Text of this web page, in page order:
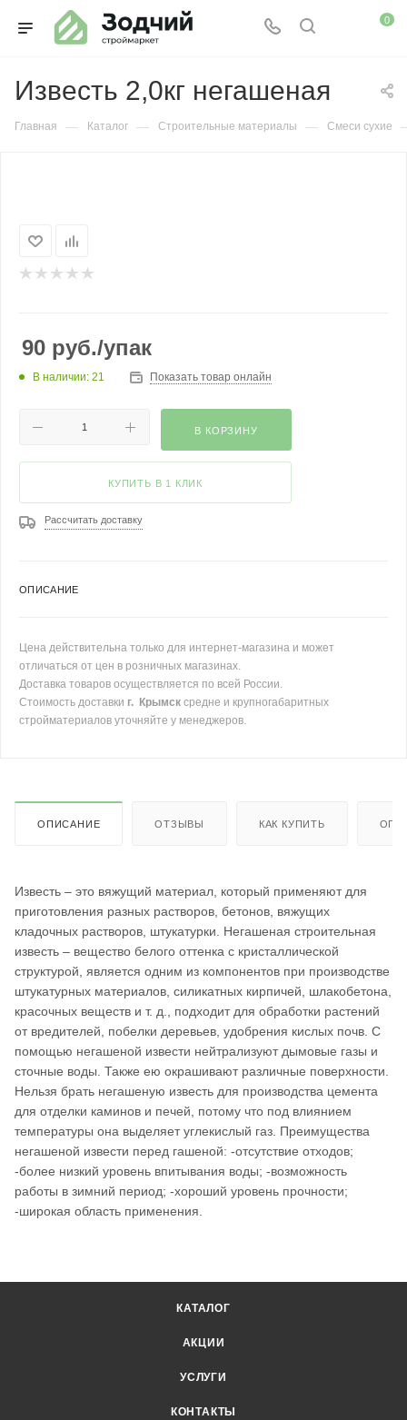
0
Известь 2,0кг негашеная
Главная — Каталог — Строительные материалы — Смеси сухие
90 руб./упак
В наличии: 21 Показать товар онлайн
В КОРЗИНУ
КУПИТЬ В 1 КЛИК
Рассчитать доставку
ОПИСАНИЕ
Цена действительна только для интернет-магазина и может
отличаться от цен в розничных магазинах.
Доставка товаров осуществляется по всей России.
Стоимость доставки г. Крымск средне и крупногабаритных
стройматериалов уточняйте у менеджеров.
ОПИСАНИЕ ОТЗЫВЫ КАК КУПИТЬ
Известь – это вяжущий материал, который применяют для
приготовления разных растворов, бетонов, вяжущих
кладочных растворов, штукатурки. Негашеная строительная
известь – вещество белого оттенка с кристаллической
структурой, является одним из компонентов при производстве
штукатурных материалов, силикатных кирпичей, шлакобетона,
красочных веществ и т. д., подходит для обработки растений
от вредителей, побелки деревьев, удобрения кислых почв. С
помощью негашеной извести нейтрализуют дымовые газы и
сточные воды. Также ею окрашивают различные поверхности.
Нельзя брать негашеную известь для производства цемента
для отделки каминов и печей, потому что под влиянием
температуры она выделяет углекислый газ. Преимущества
негашеной извести перед гашеной: -отсутствие отходов;
-более низкий уровень впитывания воды; -возможность
работы в зимний период; -хороший уровень прочности;
-широкая область применения.
КАТАЛОГ
АКЦИИ
УСЛУГИ
КОНТАКТЫ